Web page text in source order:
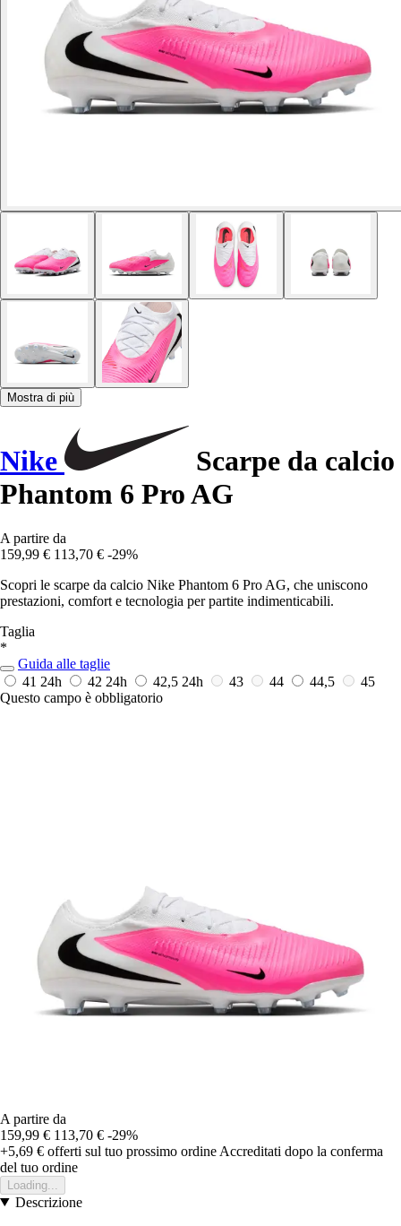
Mostra di più
Nike
Scarpe da calcio
Phantom 6 Pro AG
A partire da
159,99 € 113,70 € -29%
Scopri le scarpe da calcio Nike Phantom 6 Pro AG, che uniscono
prestazioni, comfort e tecnologia per partite indimenticabili.
Taglia
*
Guida alle taglie
41 24h 42 24h 42,5 24h 43 44 44,5
45
Questo campo è obbligatorio
A partire da
159,99 € 113,70 € -29%
+5,69 € offerti sul tuo prossimo ordine Accreditati dopo la conferma
del tuo ordine
Loading...
Descrizione